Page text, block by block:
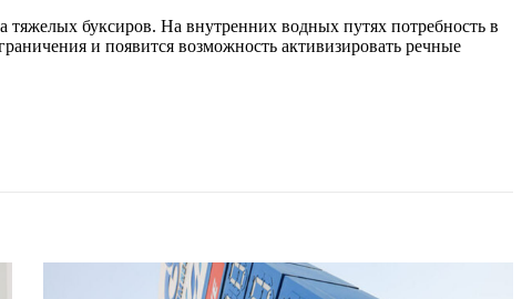
тяжелых буксиров. На внутренних водных путях потребность в
и появится возможность активизировать речные